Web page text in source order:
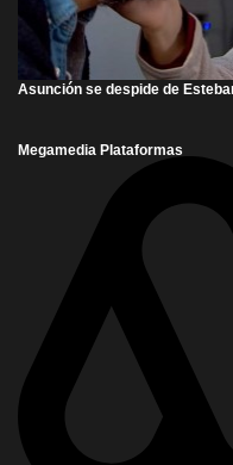
Asunción se despide de
Megamedia Plataformas